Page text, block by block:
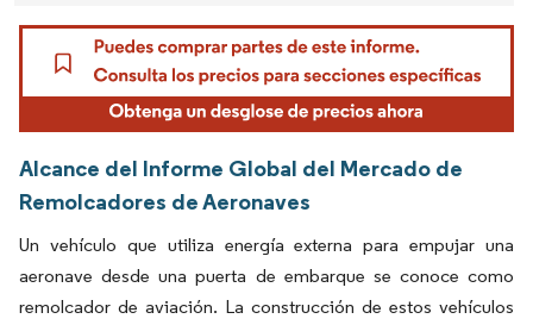
Alcance del Informe Global del Mercado de
Remolcadores de Aeronaves
Un vehículo que utiliza energía externa para empujar una
aeronave desde una puerta de embarque se conoce como
remolcador de aviación. La construcción de estos vehículos